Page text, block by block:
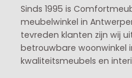
Sinds 1995 is
meubelwinkel in
tevreden klanten zijn wij
betrouwbare woonwinkel
kwaliteitsmeubels en